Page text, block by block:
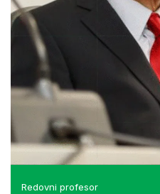
Redovni profesor